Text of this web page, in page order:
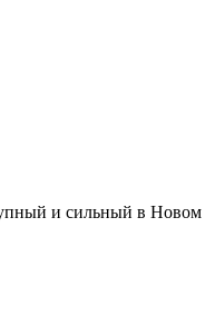
и сильный в Новом